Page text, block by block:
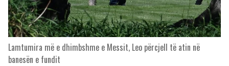
Lamtumira më e dhimbshme e Messit, Leo përcjell të atin në
banesën e fundit